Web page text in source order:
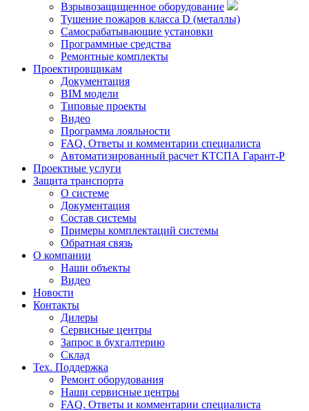
Взрывозащищенное оборудование
Тушение пожаров класса D (металлы)
Самосрабатывающие установки
Программные средства
Ремонтные комплекты
Проектировщикам
Документация
BIM модели
Типовые проекты
Видео
Программа лояльности
FAQ. Ответы и комментарии специалиста
Автоматизированный расчет КТСПА Гарант-Р
Проектные услуги
Защита транспорта
О системе
Документация
Состав системы
Примеры комплектаций системы
Обратная связь
О компании
Наши объекты
Видео
Новости
Контакты
Дилеры
Сервисные центры
Запрос в бухгалтерию
Склад
Тех. Поддержка
Ремонт оборудования
Наши сервисные центры
FAQ. Ответы и комментарии специалиста